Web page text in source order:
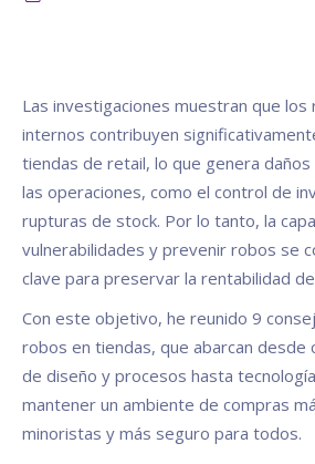
Las investigaciones muestran que
internos contribuyen
tiendas de retail, lo que genera
las operaciones, como el control de
rupturas de stock. Por lo tanto, la
vulnerabilidades y prevenir robos se
clave para preservar la rentabilidad
Con este objetivo, he reunido 9
robos en tiendas, que abarcan desde
de diseño y procesos hasta
mantener un ambiente de compras
minoristas y más seguro para todos.